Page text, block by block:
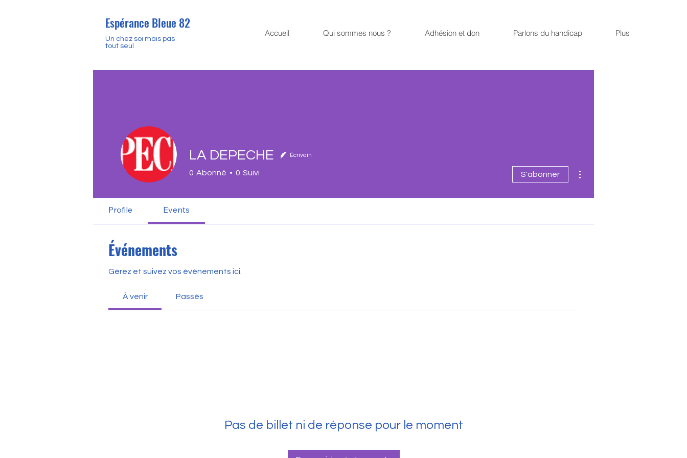
Espérance Bleue 82
Un chez soi mais pas
tout seul
Accueil Qui sommes nous ? Adhésion et don Parlons du handicap Plus
LA DEPECHE Écrivain
0 Abonné 0 Suivi S'abonner
Profile Events
Événements
Gérez et suivez vos événements ici.
À venir Passés
Pas de billet ni de réponse pour le moment